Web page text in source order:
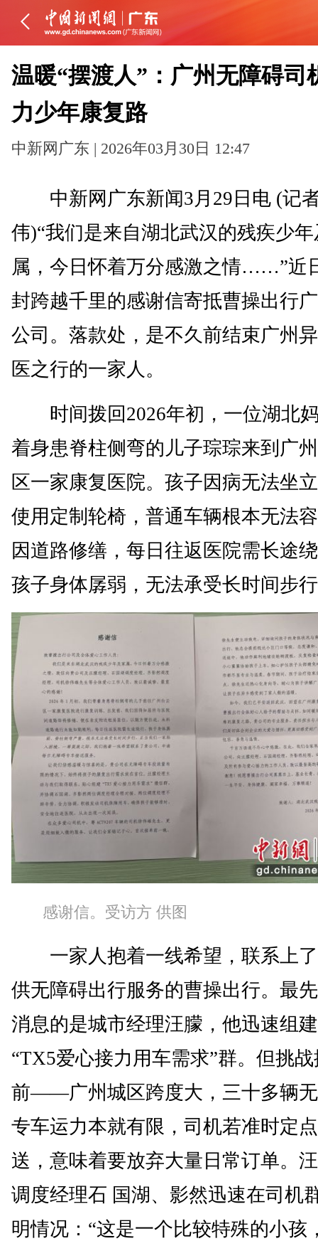
温暖“摆渡人”：广州无障碍司
力少年康复路
中新网广东 | 2026年03月30日 12:47
中新网广东新闻3月29日电 (记
伟)“我们是来自湖北武汉的残疾少
属，今日怀着万分感激之情……”近
封跨越千里的感谢信寄抵曹操出行
公司。落款处，是不久前结束广州
医之行的一家人。
时间拨回2026年初，一位湖北
着身患脊柱侧弯的儿子琮琮来到广
区一家康复医院。孩子因病无法坐
使用定制轮椅，普通车辆根本无法
因道路修缮，每日往返医院需长途
孩子身体孱弱，无法承受长时间步
感谢信。受访方 供图
一家人抱着一线希望，联系上
供无障碍出行服务的曹操出行。最
消息的是城市经理汪朦，他迅速组
“TX5爱心接力用车需求”群。但挑
前——广州城区跨度大，三十多辆
专车运力本就有限，司机若准时定
送，意味着要放弃大量日常订单。
调度经理石 国湖、影然迅速在司机
明情况：“这是一个比较特殊的小孩